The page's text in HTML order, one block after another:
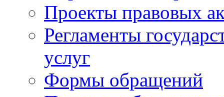
Проекты правовых
Регламенты
услуг
Формы обращений